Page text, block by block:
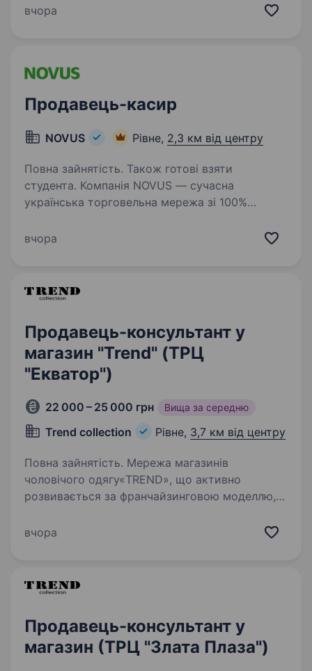
інвестиціями запрошує до своєї команди
вчора
Продавець-касир
NOVUS Рівне, 2,3 км від центру
Повна зайнятість. Також готові взяти
студента. Компанія NOVUS — сучасна
українська торговельна мережа зі 100%
команди продавця-касира Мрієш розвиватися
вчора
Продавець-консультант у
магазин "Trend" (ТРЦ
"Екватор")
22 000 – 25 000 грн Вища за середню
Trend collection Рівне, 3,7 км від центру
Повна зайнятість. Мережа магазинів
чоловічого одягу«TREND», що активно
розвивається за франчайзинговою моделлю,
до магазину в ТРЦ «Екватор» (м.Рівне). Любиш
вчора
Продавець-консультант у
магазин (ТРЦ "Злата Плаза")